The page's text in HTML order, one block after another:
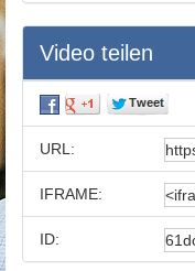
Video teilen
URL:
IFRAME:
ID: